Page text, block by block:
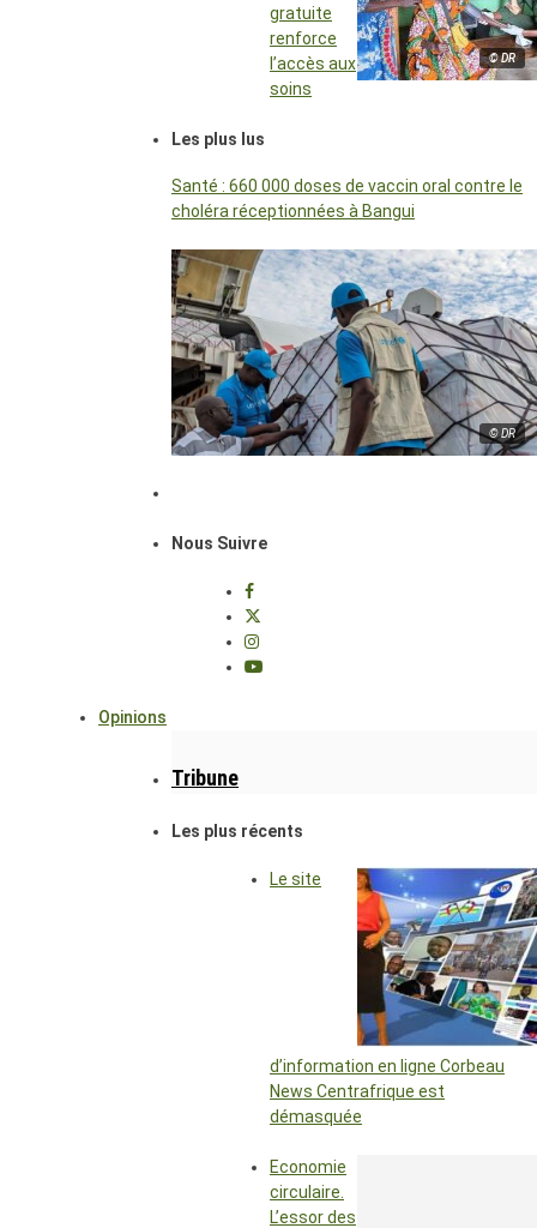
© DR
gratuite
renforce
l’accès aux
soins
Les plus lus
Santé : 660 000 doses de vaccin oral contre le
choléra réceptionnées à Bangui
© DR
Nous Suivre
Opinions
Tribune
Les plus récents
Le site
d’information en ligne Corbeau
News Centrafrique est
démasquée
Economie
circulaire.
L’essor des